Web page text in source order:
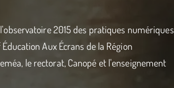
2015 des pratiques numériques
Aux Écrans de la Région
le rectorat, Canopé et l'enseignement